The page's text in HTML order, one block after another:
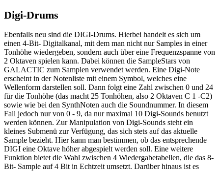
Digi-Drums
Ebenfalls neu sind die DIGI-Drums. Hierbei handelt es sich um
einen 4-Bit- Digitalkanal, mit dem man nicht nur Samples in einer
Tonhöhe wiedergeben, sondern auch über eine Frequenzspanne von
2 Oktaven spielen kann. Dabei können die SampleStars von
GALACTIC zum Samplen verwendet werden. Eine Digi-Note
erscheint in der Notenliste mit einem Symbol, welches eine
Wellenform darstellen soll. Dann folgt eine Zahl zwischen 0 und 24
für die Tonhöhe (das macht 25 Tonhöhen, also 2 Oktaven C 1 -C2)
sowie wie bei den SynthNoten auch die Soundnummer. In diesem
Fall jedoch nur von 0 - 9, da nur maximal 10 Digi-Sounds benutzt
werden können. Zur Manipulation von Digi-Sounds steht ein
kleines Submenü zur Verfügung, das sich stets auf das aktuelle
Sample bezieht. Hier kann man bestimmen, ob das entsprechende
DIGI eine Oktave höher abgespielt werden soll. Eine weitere
Funktion bietet die Wahl zwischen 4 Wiedergabetabellen, die das 8-
Bit- Sample auf 4 Bit in Echtzeit umsetzt. Darüber hinaus ist es